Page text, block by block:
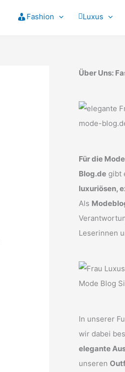
Fashion Luxus
Über Uns:
Für die
Blog.de gibt
luxuriösen,
Als
Leserinnen
In unserer
wir dabei
elegante
unseren